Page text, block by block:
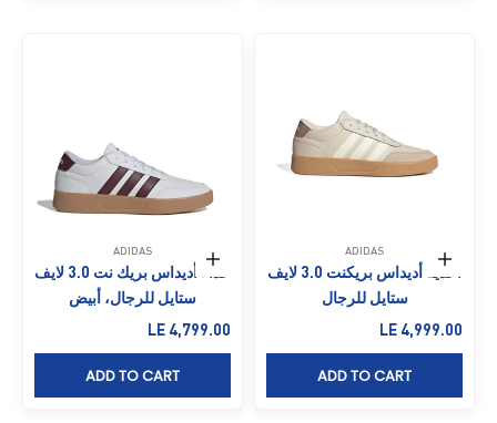
حدِّد الخيارات
ADIDAS
أحذية أديداس بريكنت 3.0 لايف
ستايل للرجال
السعر بعد الخصم
LE 4,999.00
ADD TO CART
حدِّد الخيارات
ADIDAS
حذاء أديداس بريك نت 3.0 لايف
ستايل للرجال، أبيض
السعر بعد الخصم
LE 4,799.00
ADD TO CART